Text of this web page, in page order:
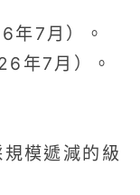
年7月）。
年7月）。
模遞減的級